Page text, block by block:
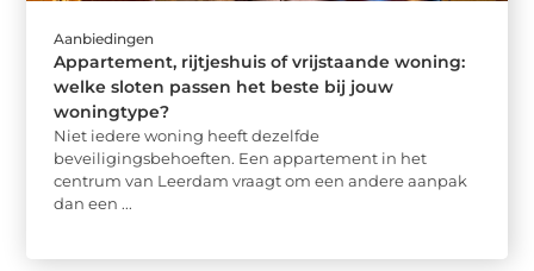
Aanbiedingen
Appartement, rijtjeshuis of vrijstaande woning:
welke sloten passen het beste bij jouw
woningtype?
Niet iedere woning heeft dezelfde
beveiligingsbehoeften. Een appartement in het
centrum van Leerdam vraagt om een andere aanpak
dan een ...